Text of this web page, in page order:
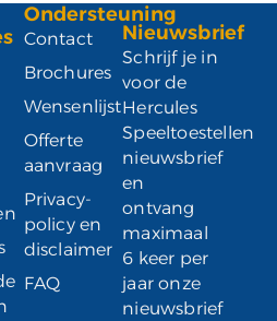
Ondersteuning
Contact
Brochures
Wensenlijst
Offerte
aanvraag
Privacy-
policy en
disclaimer
FAQ
Nieuwsbrief
Schrijf je in
voor de
Hercules
Speeltoestellen
nieuwsbrief
en
ontvang
maximaal
6 keer per
jaar onze
nieuwsbrief